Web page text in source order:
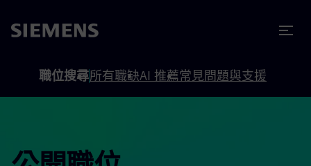
職位搜尋所有職缺AI 推薦常見問題與支援